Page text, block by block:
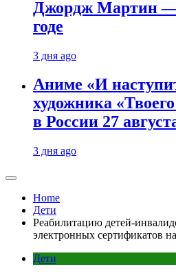
Джордж Мартин —
годе
3 дня ago
Аниме «И
художника
в России 27
3 дня ago
Home
Дети
Реабилитацию детей-
электронных сертификатов
Дети